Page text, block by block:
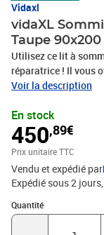
Vidaxl
vidaXL
Taupe 90x200
Utilisez ce lit à
réparatrice ! Il vous
agréable. Tissu
est réglable en
offre un excellent
votre lit pour lire ou
ensachés : le
très haute qualité
d'adaptabilité. Il
causés par les sauts
matelas de lit offre
Voir la description
En stock
450,89€
Prix unitaire TTC
Vendu et expédié par
Expédié sous 2 jours
Quantité
Quantité : 1